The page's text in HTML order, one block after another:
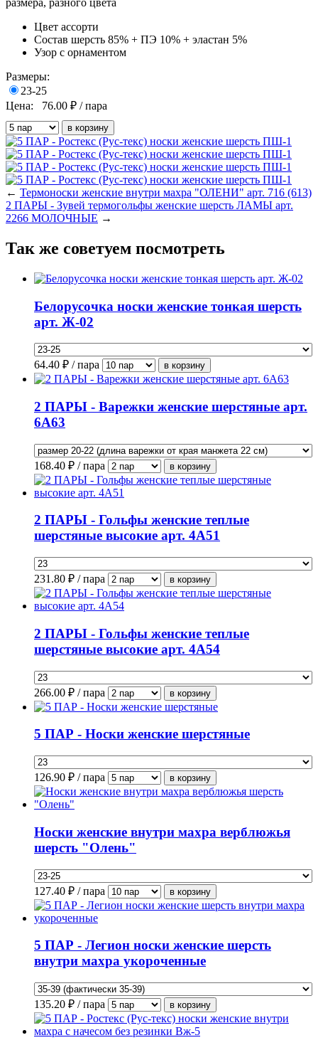
размера, разного цвета
Цвет ассорти
Состав шерсть 85% + ПЭ 10% + эластан 5%
Узор с орнаментом
Размеры:
23-25
Цена:
76.00 ₽ / пара
← Термоноски женские внутри махра "ОЛЕНИ" арт. 716 (613)
2 ПАРЫ - Зувей термогольфы женские шерсть ЛАМЫ арт.
2266 МОЛОЧНЫЕ →
Так же советуем посмотреть
Белорусочка носки женские тонкая шерсть
арт. Ж-02
64.40 ₽ / пара
2 ПАРЫ - Варежки женские шерстяные арт.
6А63
168.40 ₽ / пара
2 ПАРЫ - Гольфы женские теплые
шерстяные высокие арт. 4А51
231.80 ₽ / пара
2 ПАРЫ - Гольфы женские теплые
шерстяные высокие арт. 4А54
266.00 ₽ / пара
5 ПАР - Носки женские шерстяные
126.90 ₽ / пара
Носки женские внутри махра верблюжья
шерсть "Олень"
127.40 ₽ / пара
5 ПАР - Легион носки женские шерсть
внутри махра укороченные
135.20 ₽ / пара